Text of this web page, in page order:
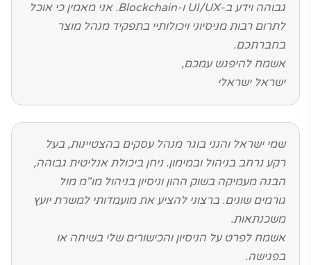
גבוהה וידע ב-UI/UX ו-Blockchain. אני מאמין כי אוכל
לתרום רבות מניסיוני ויכולותיי בתפקיד מנהל מוצר
בחברתכם.
אשמח להיפגש עמכם,
ישראל ישראלי
שמי ישראל והנני בוגר מנהל עסקים בהצטיינות, בעל
רקע נרחב בניהול ובמימון. ניחן ביכולת אנליטית גבוהה,
הבנה מעמיקה בשוק ההון וניסיון בניהול מו"מ מול
גורמים שונים. ברצוני להציע את מועמדותי למשרת יועץ
משכנתאות.
אשמח לפרט על הניסיון והכישורים שלי בשיחה או
בפגישה.